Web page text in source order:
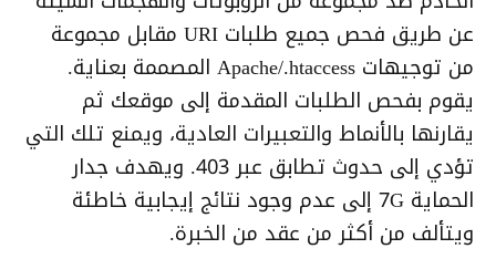
عن طريق فحص جميع طلبات URI مقابل مجموعة
من توجيهات Apache/.htaccess المصممة بعناية.
يقوم بفحص الطلبات المقدمة إلى موقعك ثم
يقارنها بالأنماط والتعبيرات العادية، ويمنع تلك التي
تؤدي إلى حدوث تطابق عبر 403. ويهدف جدار
الحماية 7G إلى عدم وجود نتائج إيجابية خاطئة
ويتألف من أكثر من عقد من الخبرة.